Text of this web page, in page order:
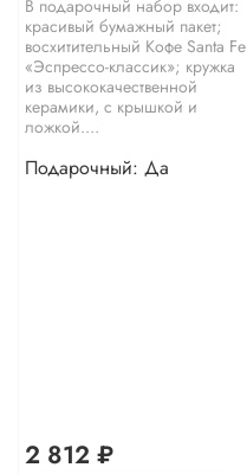
В подарочный набор входит:
красивый бумажный пакет;
восхитительный Кофе Santa Fe
«Эспрессо-классик»; кружка
из высококачественной
керамики, с крышкой и
ложкой....
Подарочный: Да
2 812 ₽